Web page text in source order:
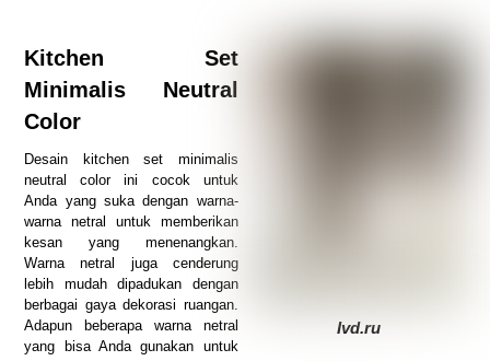
Kitchen Set
Minimalis Neutral
Color
Desain kitchen set minimalis
neutral color ini cocok untuk
Anda yang suka dengan warna-
warna netral untuk memberikan
kesan yang menenangkan.
Warna netral juga cenderung
lebih mudah dipadukan dengan
berbagai gaya dekorasi ruangan.
Adapun beberapa warna netral
yang bisa Anda gunakan untuk
Ivd.ru